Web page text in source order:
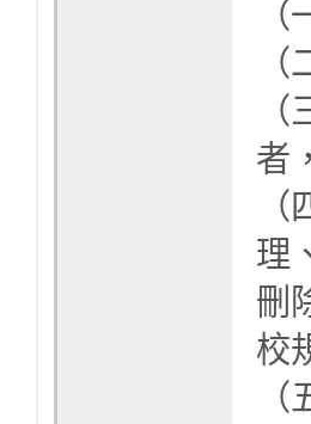
者
理
刪
校